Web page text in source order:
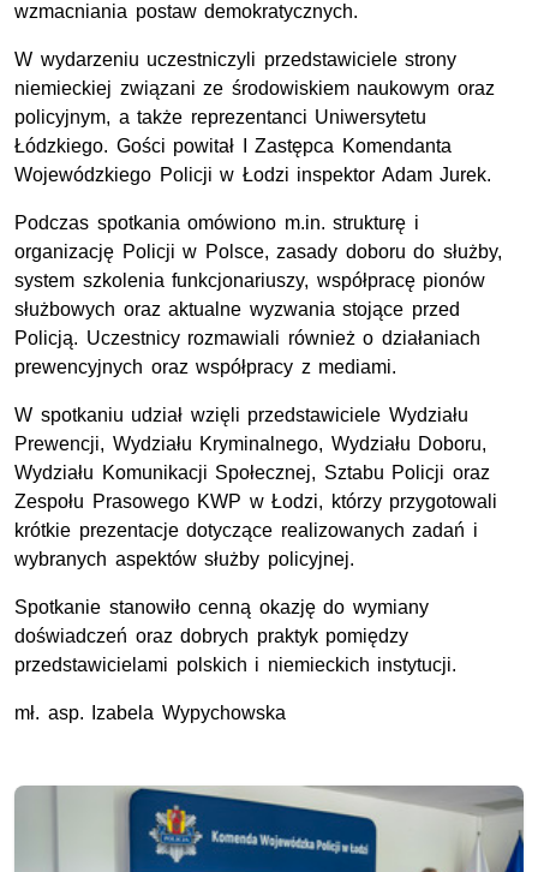
wzmacniania postaw demokratycznych.
W wydarzeniu uczestniczyli przedstawiciele strony
niemieckiej związani ze środowiskiem naukowym oraz
policyjnym, a także reprezentanci Uniwersytetu
Łódzkiego. Gości powitał I Zastępca Komendanta
Wojewódzkiego Policji w Łodzi inspektor Adam Jurek.
Podczas spotkania omówiono m.in.strukturę i
organizację Policji w Polsce, zasady doboru do służby,
system szkolenia funkcjonariuszy, współpracę pionów
służbowych oraz aktualne wyzwania stojące przed
Policją. Uczestnicy rozmawiali również o działaniach
prewencyjnych oraz współpracy z mediami.
W spotkaniu udział wzięli przedstawiciele Wydziału
Prewencji, Wydziału Kryminalnego, Wydziału Doboru,
Wydziału Komunikacji Społecznej, Sztabu Policji oraz
Zespołu Prasowego KWP w Łodzi, którzy przygotowali
krótkie prezentacje dotyczące realizowanych zadań i
wybranych aspektów służby policyjnej.
Spotkanie stanowiło cenną okazję do wymiany
doświadczeń oraz dobrych praktyk pomiędzy
przedstawicielami polskich i niemieckich instytucji.
mł. asp. Izabela Wypychowska